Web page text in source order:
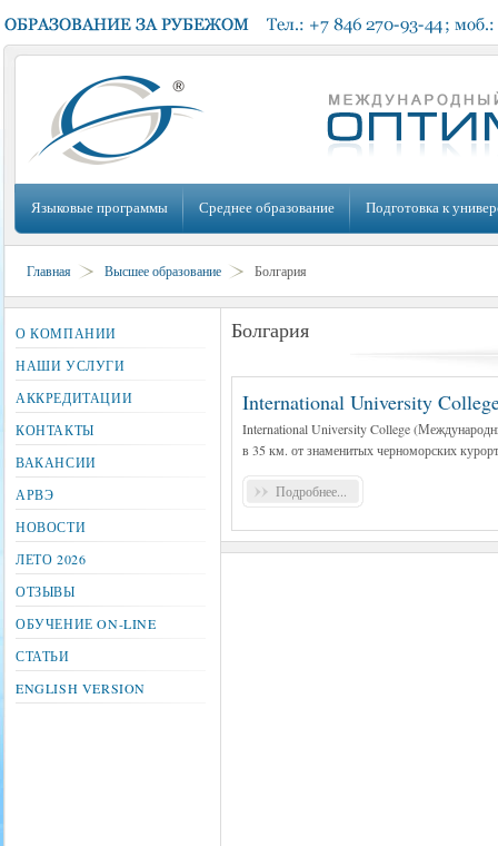
Языковые программы Среднее образование Подготовка к
Главная Высшее образование Болгария
Болгария
International University
International University College
в35 км. от знаменитых черноморских
Подробнее...
О КОМПАНИИ
НАШИ УСЛУГИ
АККРЕДИТАЦИИ
КОНТАКТЫ
ВАКАНСИИ
АРВЭ
НОВОСТИ
ЛЕТО 2026
ОТЗЫВЫ
ОБУЧЕНИЕ ON-LINE
СТАТЬИ
ENGLISH VERSION